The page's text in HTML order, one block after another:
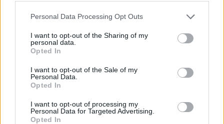
Personal Data Processing Opt Outs
I want to opt-out of the Sharing of my
personal data.
Opted In
I want to opt-out of the Sale of my
Personal Data.
Opted In
I want to opt-out of processing my
Personal Data for Targeted Advertising.
Opted In
žmonių Meghan Markle kalbino kūdikius,
spaudė rankas ir dalijo apkabinimus
gedintiems žmonėms.
Susiję straipsniai